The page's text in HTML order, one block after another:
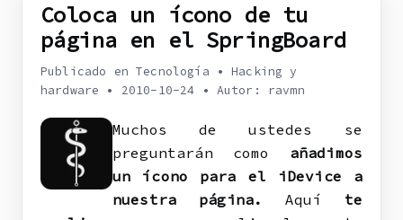
Coloca un ícono de tu
página en el SpringBoard
Publicado en Tecnología •Hacking y
hardware • 2010-10-24 • Autor: ravmn
Muchos de ustedes se
preguntarán como
añadimos
un ícono para el iDevice a
nuestra página.
Aquí te